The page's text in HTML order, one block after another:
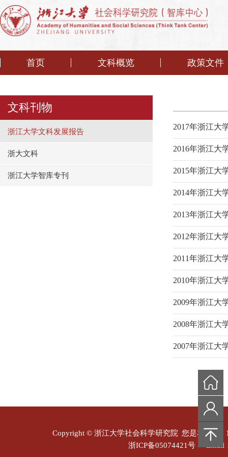
首页 文科概览 政策文件
文科刊物
浙江大学文科发展报告
浙大文科
浙江大学智库专刊
2017年浙江大
2016年浙江大
2015年浙江大
2014年浙江大
2013年浙江大
2012年浙江大
2011年浙江大
2010年浙江大
2009年浙江大
2008年浙江大
2007年浙江大
Copyright © 浙江大学社会科学研究院 您是本站第
浙ICP备05074421号